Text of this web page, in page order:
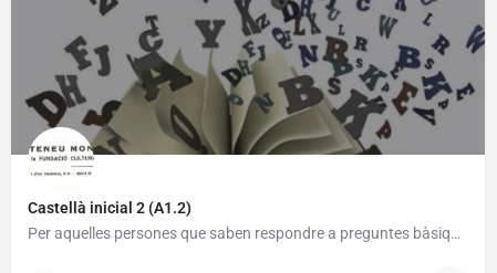
Castellà inicial 2 (A1.2)
Per aquelles persones que saben respondre a preguntes bàsiques en castellà.